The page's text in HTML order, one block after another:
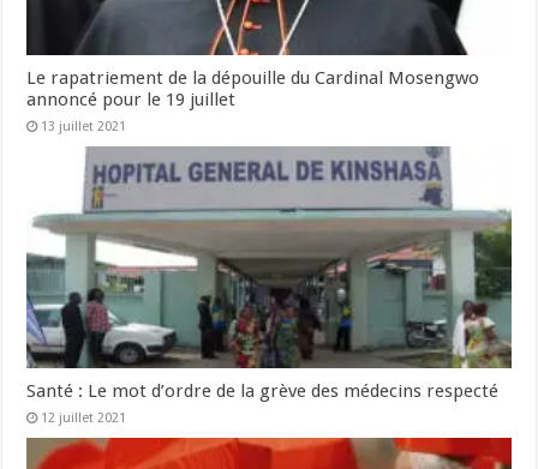
Le rapatriement de la dépouille du Cardinal Mosengwo
annoncé pour le 19 juillet
13 juillet 2021
Santé : Le mot d’ordre de la grève des médecins respecté
12 juillet 2021